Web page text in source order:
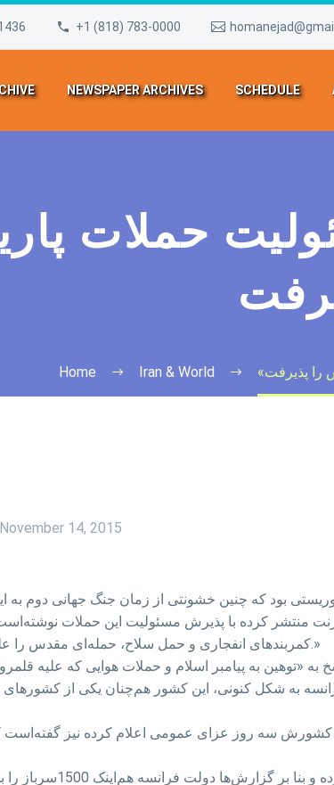
+1 (818) 783-0000
NEWSPAPER ARCHIVES SCHEDULE
Home Iran & World را پذیرفت
November 14, 2015
منتشر کرده با پذیرش مسئولیت این حملات
کمربندهای انفجاری و حمل سلاح، حمله‌ای مقدس را علیه صلیبیون فرانسه به اجرا درآوردند.»
به شکل کنونی، این کشور هم‌چنان یکی از
کشورش سه روز عزای عمومی اعلام کرده نیز